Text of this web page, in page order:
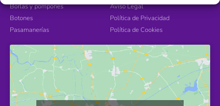
Borlas y pompones
Botones
Pasamanerías
Aviso Legal
Política de Privacidad
Política de Cookies